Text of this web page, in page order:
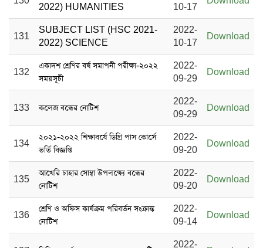
2022) HUMANITIES
10-17
131
SUBJECT LIST (HSC 2021-
2022) SCIENCE
2022-
10-17
Download
132
একাদশ শ্রেণির বর্ষ সমাপনী পরীক্ষা-২০২২
সময়সূচী
2022-
09-29
Download
133 কলেজ বন্ধের নোটিশ
2022-
09-29
Download
134
২০২১-২০২২ শিক্ষাবর্ষে ডিগ্রি পাস কোর্সে
ভর্তি বিজ্ঞপ্তি
2022-
09-20
Download
135
আখেরি চাহার সোম্বা উপলক্ষ্যে বন্ধের
নোটিশ
2022-
09-20
Download
136
শ্রেণি ও অফিস কার্যক্রম পরিবর্তন সংক্রান্ত
নোটিশ
2022-
09-14
Download
2022-